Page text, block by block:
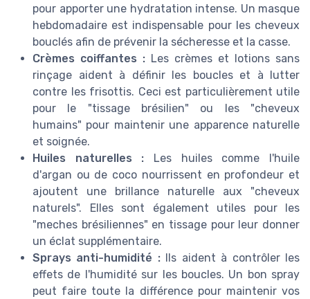
pour apporter une hydratation intense. Un masque
hebdomadaire est indispensable pour les cheveux
bouclés afin de prévenir la sécheresse et la casse.
Crèmes coiffantes : Les crèmes et lotions sans
rinçage aident à définir les boucles et à lutter
contre les frisottis. Ceci est particulièrement utile
pour le "tissage brésilien" ou les "cheveux
humains" pour maintenir une apparence naturelle
et soignée.
Huiles naturelles : Les huiles comme l'huile
d'argan ou de coco nourrissent en profondeur et
ajoutent une brillance naturelle aux "cheveux
naturels". Elles sont également utiles pour les
"meches brésiliennes" en tissage pour leur donner
un éclat supplémentaire.
Sprays anti-humidité :Ils aident à contrôler les
effets de l'humidité sur les boucles. Un bon spray
peut faire toute la différence pour maintenir vos